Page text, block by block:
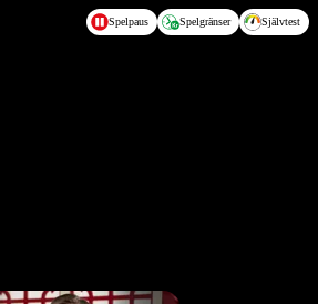
Spelpaus Spelgränser Självtest